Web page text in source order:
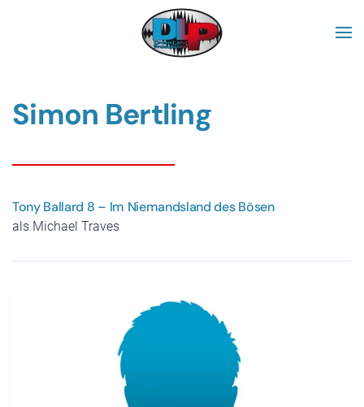
Skip to main content
Simon Bertling
Tony Ballard 8 – Im Niemandsland des Bösen
als Michael Traves